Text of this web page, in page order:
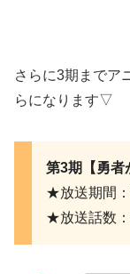
さらに3期までア
らになります▽
第3期【勇者
★放送期間
★放送話数